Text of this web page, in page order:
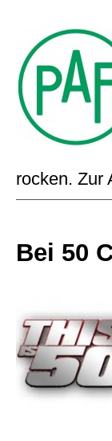
rocken. Zur
Bei 50